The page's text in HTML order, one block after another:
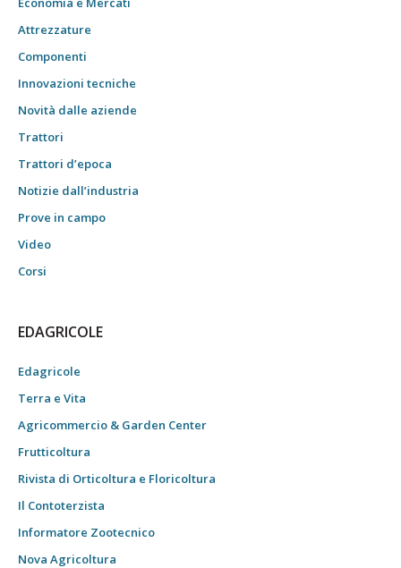
Attrezzature
Componenti
Innovazioni tecniche
Novità dalle aziende
Trattori
Trattori d’epoca
Notizie dall’industria
Prove in campo
Video
Corsi
EDAGRICOLE
Edagricole
Terra e Vita
Agricommercio & Garden Center
Frutticoltura
Rivista di Orticoltura e Floricoltura
Il Contoterzista
Informatore Zootecnico
Nova Agricoltura